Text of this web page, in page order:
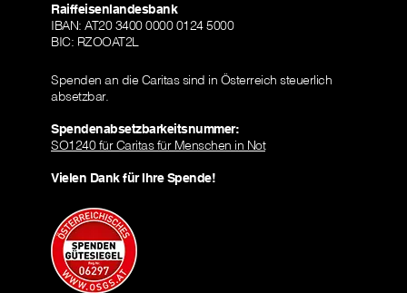
Raiffeisenlandesbank
IBAN: AT20 3400 0000 0124 5000
BIC: RZOOAT2L
Spenden an die Caritas sind in Österreich steuerlich
absetzbar.
Spendenabsetzbarkeitsnummer:
SO1240 für Caritas für Menschen in Not
Vielen Dank für Ihre Spende!